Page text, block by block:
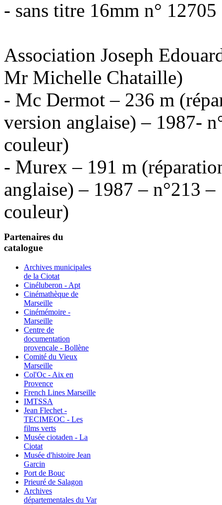
- sans titre 16mm n° 12705
Association Joseph
Mr Michelle Chataille)
- Mc Dermot – 236 m
version anglaise) – 1987-
couleur)
- Murex – 191 m
anglaise) – 1987 – n°213
couleur)
Partenaires du
catalogue
Archives municipales
de la Ciotat
Cinéluberon - Apt
Cinémathèque de
Marseille
Cinémémoire -
Marseille
Centre de
documentation
provencale - Bollène
Comité du Vieux
Marseille
Col'Oc - Aix en
Provence
French Lines Marseille
IMTSSA
Jean Flechet -
TECIMEOC - Les
films verts
Musée ciotaden - La
Ciotat
Musée d'histoire Jean
Garcin
Port de Bouc
Prieuré de Salagon
Archives
départementales du Var